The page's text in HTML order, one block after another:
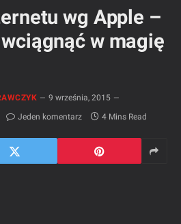
wg Apple –
w magię
9 września, 2015
Jeden komentarz 4 Mins Read